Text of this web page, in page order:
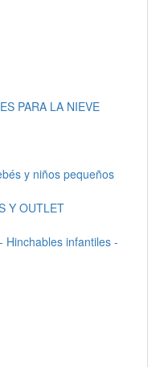
PARA LA NIEVE
y niños pequeños
Y OUTLET
Hinchables infantiles -